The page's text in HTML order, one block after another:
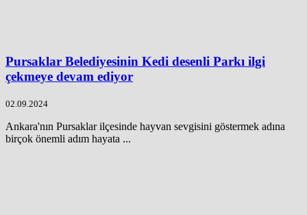
Pursaklar Belediyesinin Kedi desenli Parkı ilgi
çekmeye devam ediyor
02.09.2024
Ankara'nın Pursaklar ilçesinde hayvan sevgisini göstermek adına
birçok önemli adım hayata ...